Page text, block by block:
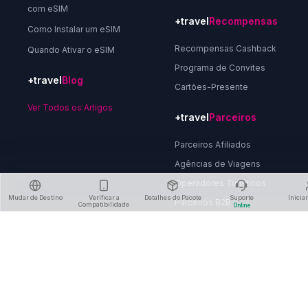
com eSIM
Como Instalar um eSIM
Quando Ativar o eSIM
+travelBlog
Ver Todos os Artigos
+travelRecompensas
Recompensas Cashback
Programa de Convites
Cartões-Presente
+travelParceiros
Parceiros Afiliados
Agências de Viagens
Operadores Turísticos
Parceiros B2B
Mudar de Destino
Verificar a
Compatibilidade
Detalhes do Pacote Suporte
Online